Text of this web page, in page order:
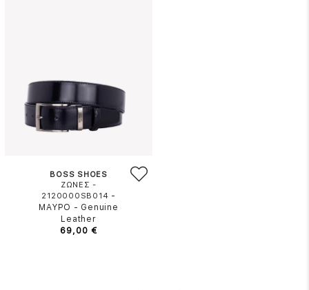
BOSS SHOES
ΖΩΝΕΣ -
2120000SB014 -
ΜΑΥΡΟ - Genuine
Leather
69,00 €